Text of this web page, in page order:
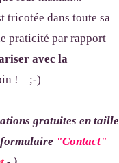
tricotée dans toute sa
praticité par rapport
avec la
! ;-)
gratuites en taille
"Contact"